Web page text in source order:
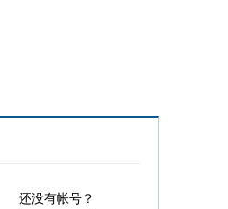
还没有帐号？